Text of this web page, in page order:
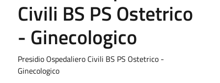
Civili BS PS Ostetrico
- Ginecologico
Presidio Ospedaliero Civili BS PS Ostetrico -
Ginecologico